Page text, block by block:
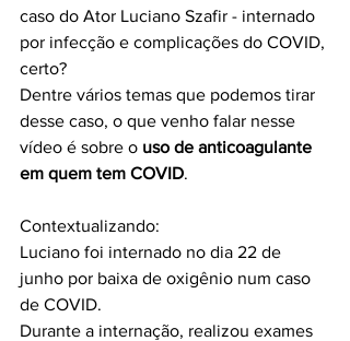
caso do Ator Luciano Szafir - internado
por infecção e complicações do COVID,
certo?
Dentre vários temas que podemos tirar
desse caso, o que venho falar nesse
vídeo é sobre o uso de anticoagulante
em quem tem COVID.
Contextualizando:
Luciano foi internado no dia 22 de
junho por baixa de oxigênio num caso
de COVID.
Durante a internação, realizou exames